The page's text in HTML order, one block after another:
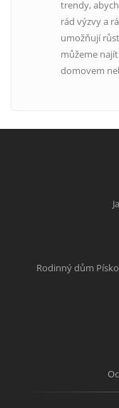
trendy,
rád výzvy a
umožňují
můžeme
domovem
Rodinný dům